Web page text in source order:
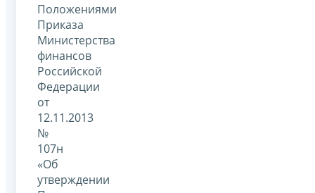
Положениями
Приказа
Министерства
финансов
Российской
Федерации
от
12.11.2013
№
107н
«Об
утверждении